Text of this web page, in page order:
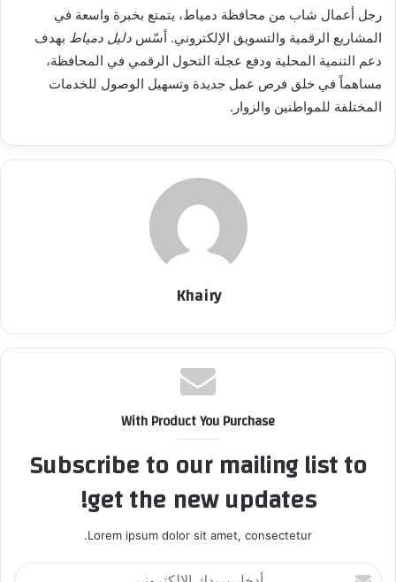
رجل أعمال شاب من محافظة دمياط، يتمتع بخبرة واسعة في
المشاريع الرقمية والتسويق الإلكتروني. أسّس دليل دمياط بهدف
دعم التنمية المحلية ودفع عجلة التحول الرقمي في المحافظة،
مساهماً في خلق فرص عمل جديدة وتسهيل الوصول للخدمات
المختلفة للمواطنين والزوار.
Khairy
With Product You Purchase
Subscribe to our mailing list to
get the new updates!
Lorem ipsum dolor sit amet, consectetur.
أ